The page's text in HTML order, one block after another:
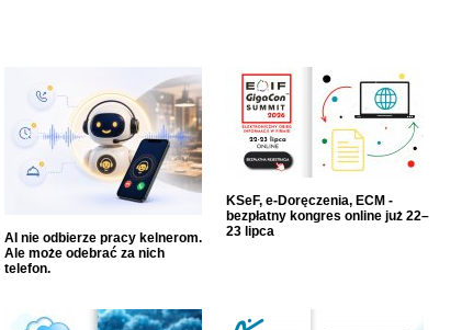
AI nie odbierze pracy kelnerom.
Ale może odebrać za nich
telefon.
KSeF, e-Doręczenia, ECM -
bezpłatny kongres online już 22–
23 lipca